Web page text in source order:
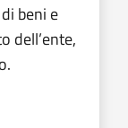
beni e
dell’ente,